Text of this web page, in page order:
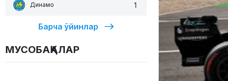
Динамо 1
Барча ўйинлар
МУСОБАҚАЛАР